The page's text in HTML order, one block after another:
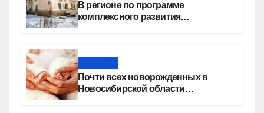
В регионе по программе
комплексного развития
Почти всех новорожденных в
Новосибирской области